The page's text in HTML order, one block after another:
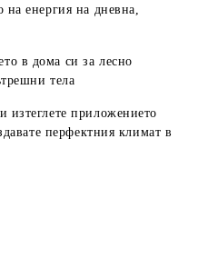
на енергия на дневна,
в дома си за лесно
тела
изтеглете приложението
перфектния климат в